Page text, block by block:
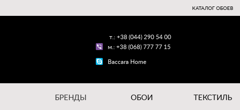
КАТАЛОГ ОБОЕВ
т.: +38 (044) 290 54 00
м.: +38 (068) 777 77 15
Baccara Home
БРЕНДЫ ОБОИ ТЕКСТИЛЬ